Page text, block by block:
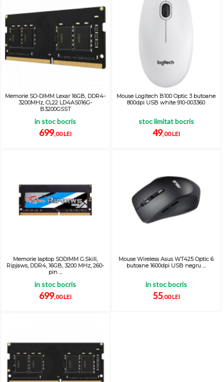
Memorie SO-DIMM Lexar 16GB, DDR4-
3200MHz, CL22 LD4AS016G-
B3200GSST
in stoc bocris
699,00 LEI
Mouse Logitech B100 Optic 3 butoane
800dpi USB white 910-003360
stoc limitat bocris
49,00 LEI
Memorie laptop SODIMM G.Skill,
Ripjaws, DDR4, 16GB, 3200 MHz, 260-
pin ...
in stoc bocris
699,00 LEI
Mouse Wireless Asus WT425 Optic 6
butoane 1600dpi USB negru ...
in stoc bocris
55,00 LEI